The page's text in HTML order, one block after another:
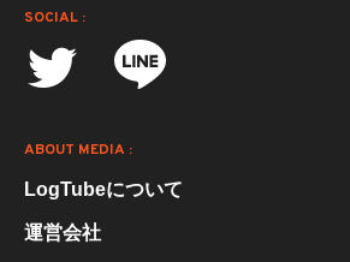
SOCIAL :
ABOUT MEDIA :
LogTubeについて
運営会社